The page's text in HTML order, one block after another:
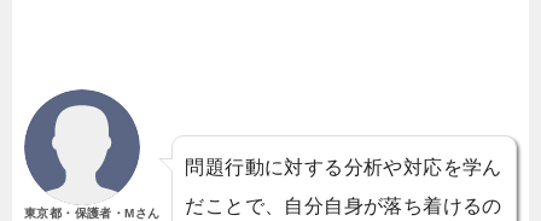
東京都・保護者・Mさん
問題行動に対する分析や対応を学ん
だことで、自分自身が落ち着けるの